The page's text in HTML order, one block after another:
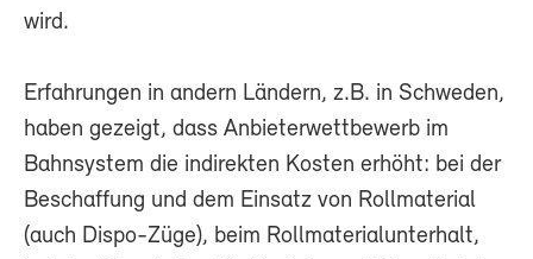
wird.
Erfahrungen in andern Ländern, z.B. in Schweden,
haben gezeigt, dass Anbieterwettbewerb im
Bahnsystem die indirekten Kosten erhöht: bei der
Beschaffung und dem Einsatz von Rollmaterial
(auch Dispo-Züge), beim Rollmaterialunterhalt,